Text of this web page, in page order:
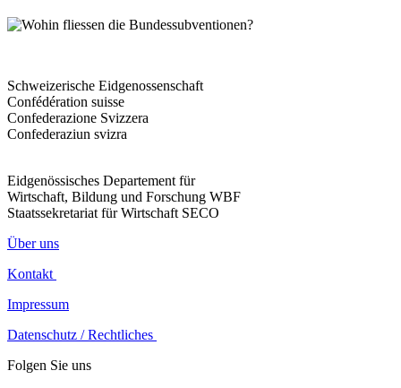
Schweizerische Eidgenossenschaft
Confédération suisse
Confederazione Svizzera
Confederaziun svizra
Eidgenössisches Departement für
Wirtschaft, Bildung und Forschung WBF
Staatssekretariat für Wirtschaft SECO
Über uns
Kontakt
Impressum
Datenschutz / Rechtliches
Folgen Sie uns